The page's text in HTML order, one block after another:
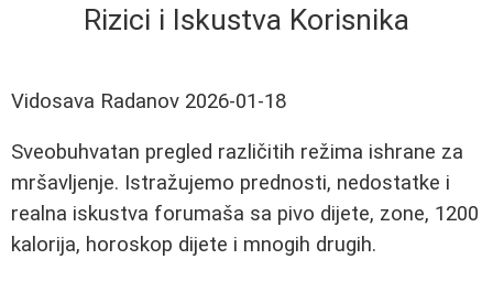
Rizici i Iskustva Korisnika
Vidosava Radanov 2026-01-18
Sveobuhvatan pregled različitih režima ishrane za
mršavljenje. Istražujemo prednosti, nedostatke i
realna iskustva forumaša sa pivo dijete, zone, 1200
kalorija, horoskop dijete i mnogih drugih.